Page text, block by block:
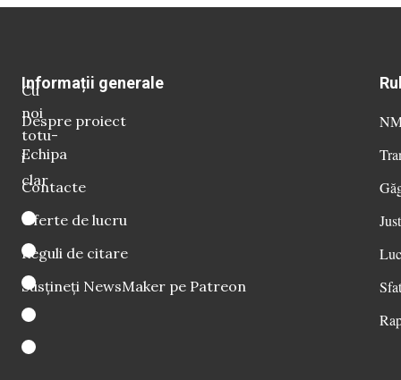
Cu
noi
totu-
i
clar
Informații generale
Despre proiect
Echipa
Contacte
Oferte de lucru
Reguli de citare
Susțineți NewsMaker pe Patreon